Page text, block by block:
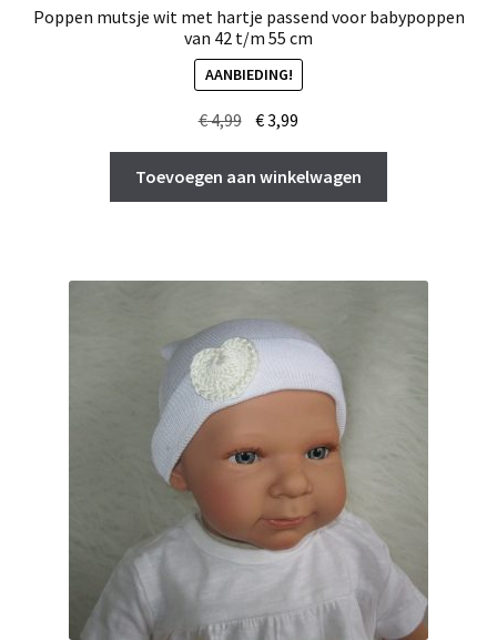
Poppen mutsje wit met hartje passend voor babypoppen
van 42 t/m 55 cm
AANBIEDING!
€4,99 Oorspronkelijke
prijs
was:
€ 4,99.
€3,99
prijs
is:
€ 3,99.
Toevoegen aan winkelwagen